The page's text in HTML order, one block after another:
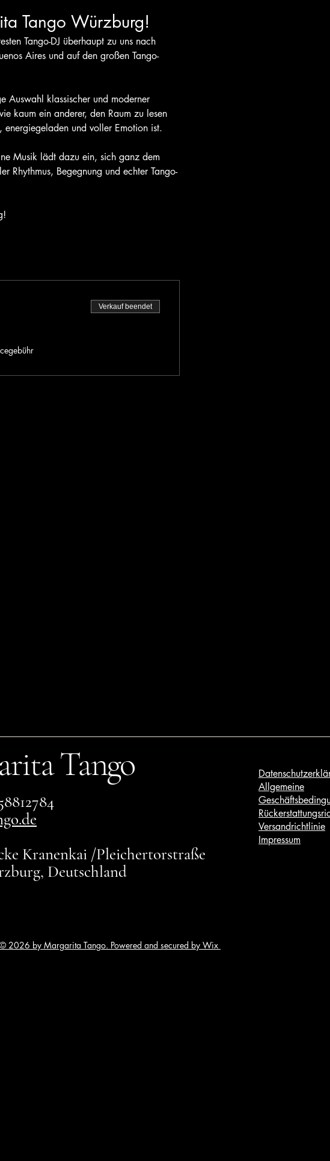
Tango Würzburg!
Tango-DJ überhaupt zu uns nach
Aires und auf den großen Tango-
Auswahl klassischer und moderner
kaum ein anderer, den Raum zu lesen
und voller Emotion ist.
Musik lädt dazu ein, sich ganz dem
Rhythmus, Begegnung und echter Tango-
Verkauf beendet
Tango
Kranenkai /Pleichertorstraße
Deutschland
Allgemeine
Versandrichtlinie
Impressum
© 2026 by Margarita Tango. Powered and secured by Wix